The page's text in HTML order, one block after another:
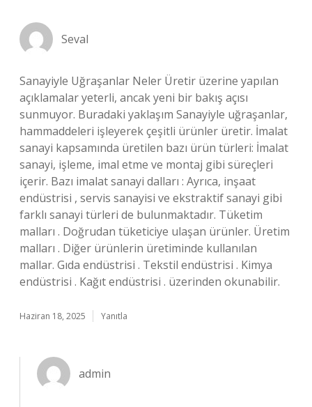
Seval
Sanayiyle Uğraşanlar Neler Üretir üzerine yapılan
açıklamalar yeterli, ancak yeni bir bakış açısı
sunmuyor. Buradaki yaklaşım Sanayiyle uğraşanlar,
hammaddeleri işleyerek çeşitli ürünler üretir. İmalat
sanayi kapsamında üretilen bazı ürün türleri: İmalat
sanayi, işleme, imal etme ve montaj gibi süreçleri
içerir. Bazı imalat sanayi dalları : Ayrıca, inşaat
endüstrisi , servis sanayisi ve ekstraktif sanayi gibi
farklı sanayi türleri de bulunmaktadır. Tüketim
malları . Doğrudan tüketiciye ulaşan ürünler. Üretim
malları . Diğer ürünlerin üretiminde kullanılan
mallar. Gıda endüstrisi . Tekstil endüstrisi . Kimya
endüstrisi . Kağıt endüstrisi . üzerinden okunabilir.
Haziran 18, 2025 Yanıtla
admin